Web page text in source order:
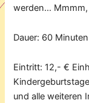
werden… Mmmm,
Dauer: 60
Eintritt: 12,- €
und alle weiteren